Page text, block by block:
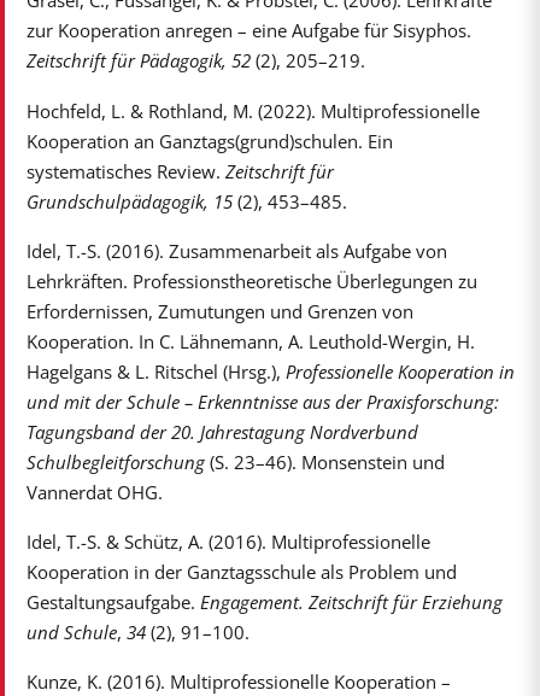
zur Kooperation anregen – eine Aufgabe für Sisyphos.
Zeitschrift für Pädagogik, 52(2), 205–219.
Hochfeld, L. & Rothland, M. (2022). Multiprofessionelle
Kooperation an Ganztags(grund)schulen. Ein
systematisches Review. Zeitschrift für
Grundschulpädagogik, 15(2), 453–485.
Idel, T.-S. (2016). Zusammenarbeit als Aufgabe von
Lehrkräften. Professionstheoretische Überlegungen zu
Erfordernissen, Zumutungen und Grenzen von
Kooperation. In C. Lähnemann, A. Leuthold-Wergin, H.
Hagelgans & L. Ritschel (Hrsg.), Professionelle Kooperation in
und mit der Schule – Erkenntnisse aus der Praxisforschung:
Tagungsband der 20. Jahrestagung Nordverbund
Schulbegleitforschung(S. 23–46). Monsenstein und
Vannerdat OHG.
Idel, T.-S. & Schütz, A. (2016). Multiprofessionelle
Kooperation in der Ganztagsschule als Problem und
Gestaltungsaufgabe. Engagement. Zeitschrift für Erziehung
und Schule, 34 (2), 91–100.
Kunze, K. (2016). Multiprofessionelle Kooperation –